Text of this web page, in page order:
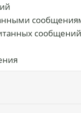
сообщений